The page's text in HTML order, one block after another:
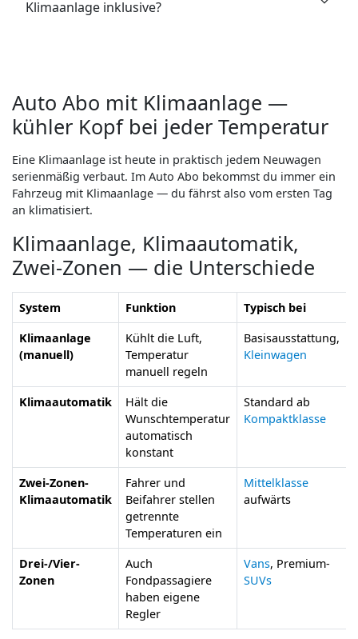
Klimaanlage inklusive?
Auto Abo mit Klimaanlage —
kühler Kopf bei jeder Temperatur
Eine Klimaanlage ist heute in praktisch jedem Neuwagen
serienmäßig verbaut. Im Auto Abo bekommst du immer ein
Fahrzeug mit Klimaanlage — du fährst also vom ersten Tag
an klimatisiert.
Klimaanlage, Klimaautomatik,
Zwei-Zonen — die Unterschiede
System Funktion
Typisch bei
Klimaanlage
(manuell)
Kühlt die Luft,
Temperatur
manuell regeln
Basisausstattung,
Kleinwagen
Klimaautomatik
Hält die
Wunschtemperatur
automatisch
konstant
Standard ab
Kompaktklasse
Zwei-Zonen-
Klimaautomatik
Fahrer und
Beifahrer stellen
getrennte
Temperaturen ein
Mittelklasse
aufwärts
Drei-/Vier-
Zonen
Auch
Fondpassagiere
haben eigene
Regler
Vans, Premium-
SUVs